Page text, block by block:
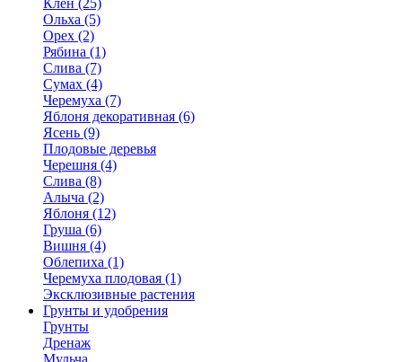
Клен (25)
Ольха (5)
Орех (2)
Рябина (1)
Слива (7)
Сумах (4)
Черемуха (7)
Яблоня декоративная (6)
Ясень (9)
Плодовые деревья
Черешня (4)
Слива (8)
Алыча (2)
Яблоня (12)
Груша (6)
Вишня (4)
Облепиха (1)
Черемуха плодовая (1)
Эксклюзивные растения
Грунты и удобрения
Грунты
Дренаж
Мульча